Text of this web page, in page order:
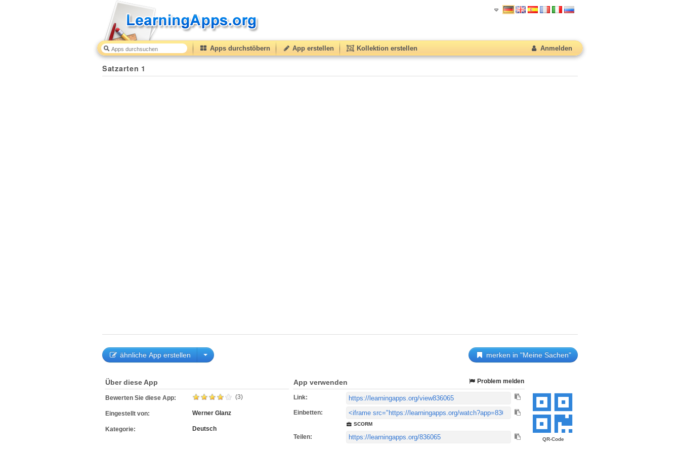
Apps durchstöbern App erstellen Kollektion erstellen Anmelden
Satzarten 1
ähnliche App erstellen merken in "Meine Sachen"
40(from10to50) based on ratings.
QR-Code
Über diese App
Bewerten Sie diese App: (3)
Eingestellt von: Werner Glanz
Kategorie: Deutsch
App verwenden Problem melden
Link:
Einbetten:
SCORM
Teilen: